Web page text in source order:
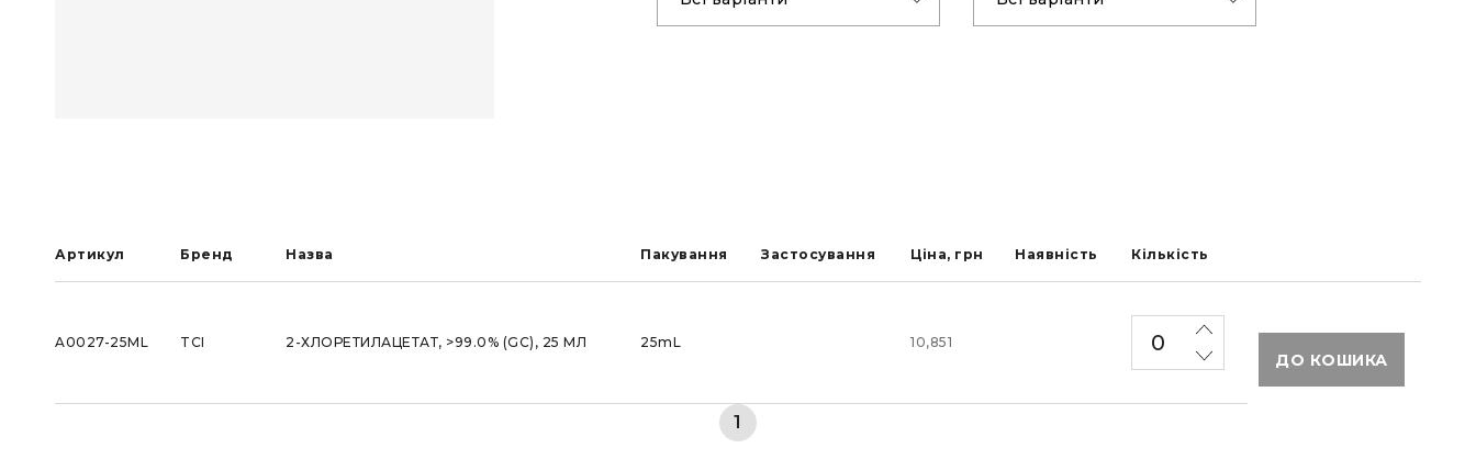
Артикул Бренд Назва Пакування Застоcування Ціна, грн Наявність Кількість
A0027-25ML TCI 2-ХЛОРЕТИЛАЦЕТАТ, >99.0% (GC), 25 МЛ 25mL 10,851
ДО КОШИКА
1